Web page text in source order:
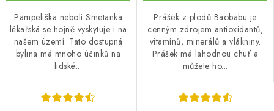
Pampeliška neboli Smetanka
lékařská se hojně vyskytuje i na
našem území. Tato dostupná
bylina má mnoho účinků na
lidské...
Prášek z plodů Baobabu je
cenným zdrojem antioxidantů,
vitamínů, minerálů a vlákniny.
Prášek má lahodnou chuť a
můžete ho...